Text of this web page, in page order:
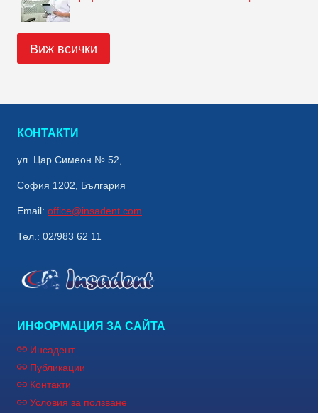
Виж всички
КОНТАКТИ
ул. Цар Симеон № 52,
София 1202, България
Email: office@insadent.com
Тел.: 02/983 62 11
ИНФОРМАЦИЯ ЗА САЙТА
Инсадент
Публикации
Контакти
Условия за ползване